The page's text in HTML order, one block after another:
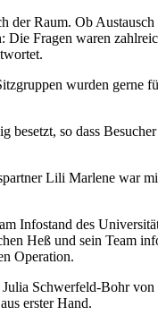
der Raum. Ob Austausch
Die Fragen waren
wurden gerne
besetzt, so dass
Lili Marlene war
Infostand des
Heß und sein Team
Operation.
Schwerfeld-Bohr
erster Hand.